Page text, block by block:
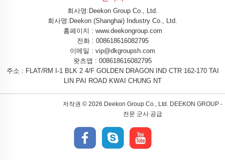
회사명:Deekon Group Co., Ltd.
회사명:Deekon (Shanghai) Industry Co., Ltd.
홈페이지 : www.deekongroup.com
전화 : 008618616082795
이메일 : vip@dkgroupsh.com
왓츠앱 : 008618616082795
주소 : FLAT/RM I-1 BLK 2 4/F GOLDEN DRAGON IND CTR 162-170 TAI
LIN PAI ROAD KWAI CHUNG NT
저작권 © 2026 Deekon Group Co., Ltd. DEEKON GROUP -
전문 군사 공급